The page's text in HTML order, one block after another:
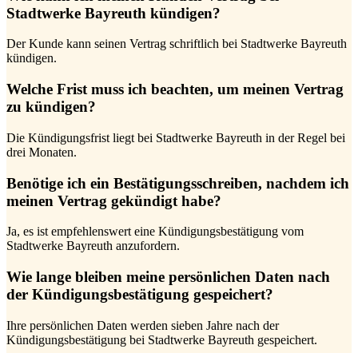
Stadtwerke Bayreuth kündigen?
Der Kunde kann seinen Vertrag schriftlich bei Stadtwerke Bayreuth
kündigen.
Welche Frist muss ich beachten, um meinen Vertrag
zu kündigen?
Die Kündigungsfrist liegt bei Stadtwerke Bayreuth in der Regel bei
drei Monaten.
Benötige ich ein Bestätigungsschreiben, nachdem ich
meinen Vertrag gekündigt habe?
Ja, es ist empfehlenswert eine Kündigungsbestätigung vom
Stadtwerke Bayreuth anzufordern.
Wie lange bleiben meine persönlichen Daten nach
der Kündigungsbestätigung gespeichert?
Ihre persönlichen Daten werden sieben Jahre nach der
Kündigungsbestätigung bei Stadtwerke Bayreuth gespeichert.